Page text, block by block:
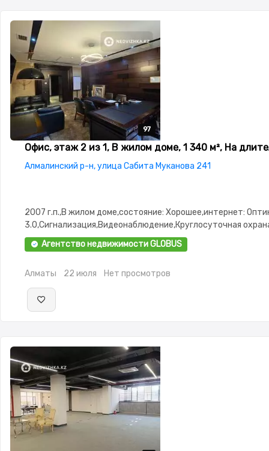
97
97
97
97
97
Офис, этаж 2 из 1, В жилом доме, 1 340 м², На
Алмалинский р-н, улица Сабита Муканова 241
2007 г.п.,В жилом доме,состояние: Хорошее,интернет:
3.0,Сигнализация,Видеонаблюдение,Круглосуточная
сигнализация,Пластиковые окна,Офисная мебель
Агентство недвижимости GLOBUS
Алматы 22 июля Нет просмотров